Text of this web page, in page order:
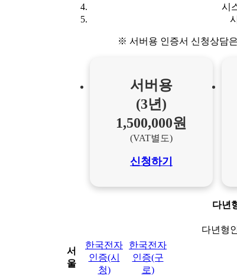
시
※ 서버용 인증서 신청상담은
서버용
(3년)
1,500,000원
(VAT별도)
신청하기
다년
다년형
서
울
한국전자
인증(시
청)
한국전자
인증(구
로)